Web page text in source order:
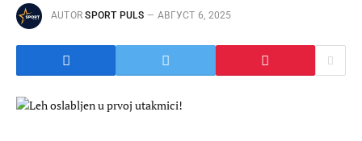
AUTOR SPORT PULS АВГУСТ 6, 2025